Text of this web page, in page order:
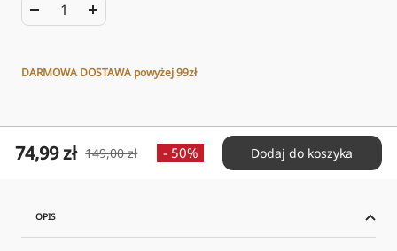
Zwiększ
Zmniejsz
DARMOWA DOSTAWA powyżej 99zł
Dodaj do koszyka
Cena
74,99 zł Cena
149,00 zł - 50%
OPIS